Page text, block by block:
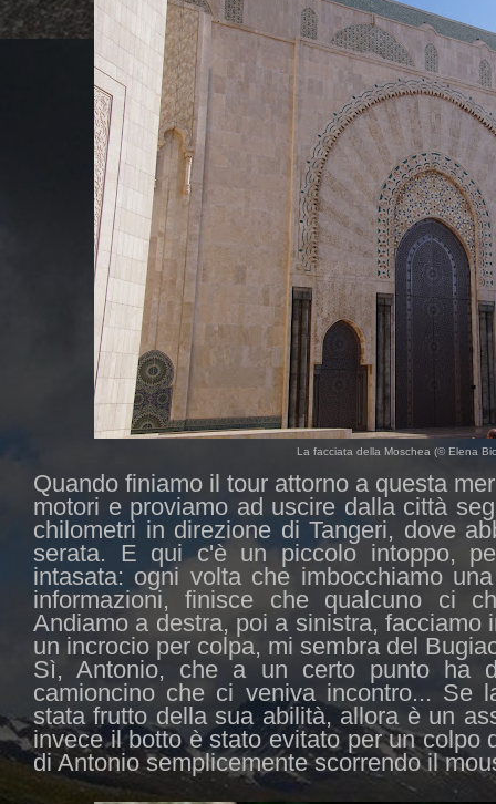
La facciata della Moschea (© Elena
Quando finiamo il tour attorno a questa
motori e proviamo ad uscire dalla città
chilometri in direzione di Tangeri, dove
serata. E qui c'è un piccolo intoppo,
intasata: ogni volta che imbocchiamo
informazioni, finisce che qualcuno ci
Andiamo a destra, poi a sinistra,
un incrocio per colpa, mi sembra del
Sì, Antonio, che a un certo punto ha
camioncino che ci veniva incontro... Se
stata frutto della sua abilità, allora è un
invece il botto è stato evitato per un colpo
di Antonio semplicemente scorrendo il